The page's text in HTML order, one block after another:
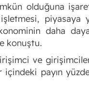
olduğuna
daha
konuştu.
ve
içindeki payın